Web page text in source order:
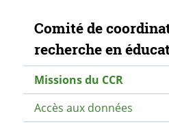
Navigation
Comité de
recherche en
Missions du CCR
Accès aux données